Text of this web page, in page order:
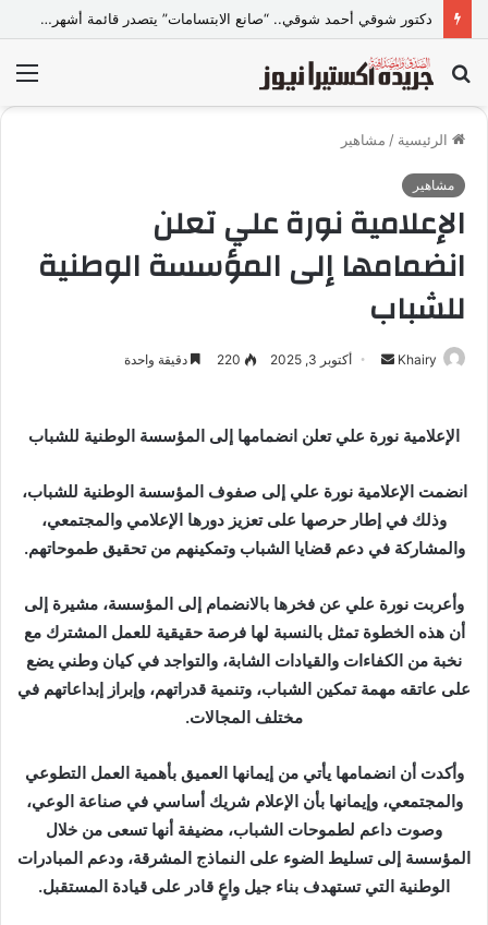
دكتور شوقي أحمد شوقي.. “صانع الابتسامات” يتصدر قائمة أشهر أطباء تجميل الأسنان في مصر
بحث
عن
الرئيسية / مشاهير
مشاهير
الإعلامية نورة علي تعلن
انضمامها إلى المؤسسة الوطنية
للشباب
Khairy
ل
ر
ي
ك
ر
ي
ا
أكتوبر 3, 2025 220 دقيقة واحدة
الإعلامية نورة علي تعلن انضمامها إلى المؤسسة الوطنية للشباب
انضمت الإعلامية نورة علي إلى صفوف المؤسسة الوطنية للشباب،
وذلك في إطار حرصها على تعزيز دورها الإعلامي والمجتمعي،
والمشاركة في دعم قضايا الشباب وتمكينهم من تحقيق طموحاتهم.
وأعربت نورة علي عن فخرها بالانضمام إلى المؤسسة، مشيرة إلى
أن هذه الخطوة تمثل بالنسبة لها فرصة حقيقية للعمل المشترك مع
نخبة من الكفاءات والقيادات الشابة، والتواجد في كيان وطني يضع
على عاتقه مهمة تمكين الشباب، وتنمية قدراتهم، وإبراز إبداعاتهم في
مختلف المجالات.
وأكدت أن انضمامها يأتي من إيمانها العميق بأهمية العمل التطوعي
والمجتمعي، وإيمانها بأن الإعلام شريك أساسي في صناعة الوعي،
وصوت داعم لطموحات الشباب، مضيفة أنها تسعى من خلال
المؤسسة إلى تسليط الضوء على النماذج المشرقة، ودعم المبادرات
الوطنية التي تستهدف بناء جيل واعٍ قادر على قيادة المستقبل.